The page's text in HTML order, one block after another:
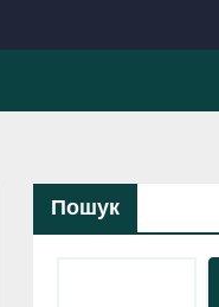
Пошук